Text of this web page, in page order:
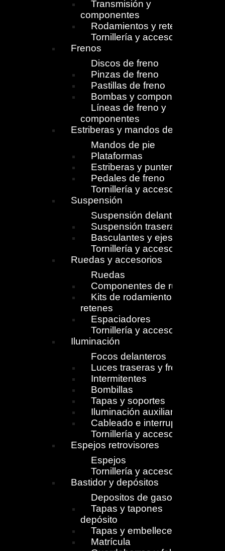
Transmisión y
componentes
Rodamientos y retenes
Tornillería y accesorios
Frenos
Discos de freno
Pinzas de freno
Pastillas de freno
Bombas y componentes
Líneas de freno y
componentes
Estriberas y mandos de pie
Mandos de pie
Plataformas
Estriberas y punteras
Pedales de freno
Tornillería y accesorios
Suspensión
Suspensión delantera
Suspensión trasera
Basculantes y ejes
Tornillería y accesorios
Ruedas y accesorios
Ruedas
Componentes de ruedas
Kits de rodamientos y
retenes
Espaciadores
Tornillería y accesorios
Iluminación
Focos delanteros
Luces traseras y freno
Intermitentes
Bombillas
Tapas y soportes
Iluminación auxiliar
Cableado e interruptores
Tornillería y accesorios
Espejos retrovisores
Espejos
Tornillería y accesorios
Bastidor y depósitos
Depositos de gasolina
Tapas y tapones
depósito
Tapas y embellecedores
Matrícula